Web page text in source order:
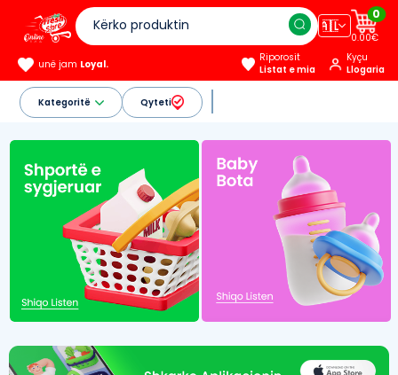
🇦🇱
0
0.00€
unë jam Loyal.
Riporosit
Listat e mia
Kyçu
Llogaria
Kategoritë Qyteti